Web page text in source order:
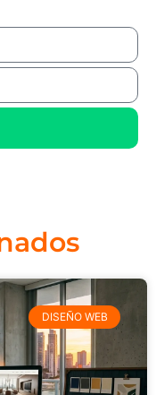
DISEÑO WEB